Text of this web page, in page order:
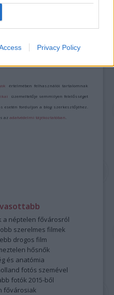
Privacy Policy
ÜNNEPE
id/7867258
értelmében felhasználói tartalomnak
üzemeltetője semmilyen felelősséget
esetén forduljon a blog szerkesztőjéhez.
azadatvédelmi tájékoztatóban
a néptelen fővárosról
szerelmes filmek
drogos film
hősnők
és anatómia
fotós szemével
fotók 2015-ből
fővárosiak